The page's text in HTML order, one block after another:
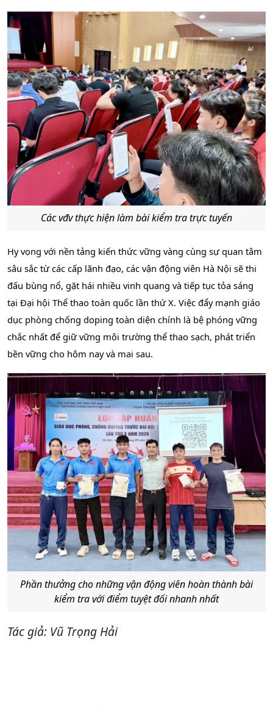
Các vđv thực hiện làm bài kiểm tra trực tuyến
Hy vọng với nền tảng kiến thức vững vàng cùng sự quan tâm
sâu sắc từ các cấp lãnh đạo, các vận động viên Hà Nội sẽ thi
đấu bùng nổ, gặt hái nhiều vinh quang và tiếp tục tỏa sáng
tại Đại hội Thể thao toàn quốc lần thứ X. Việc đẩy mạnh giáo
dục phòng chống doping toàn diện chính là bệ phóng vững
chắc nhất để giữ vững môi trường thể thao sạch, phát triển
bền vững cho hôm nay và mai sau.
Phần thưởng cho những vận động viên hoàn thành bài
kiểm tra với điểm tuyệt đối nhanh nhất
Tác giả: Vũ Trọng Hải